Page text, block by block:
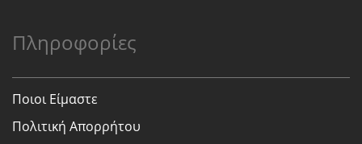
Πληροφορίες
Ποιοι Είμαστε
Πολιτική Απορρήτου